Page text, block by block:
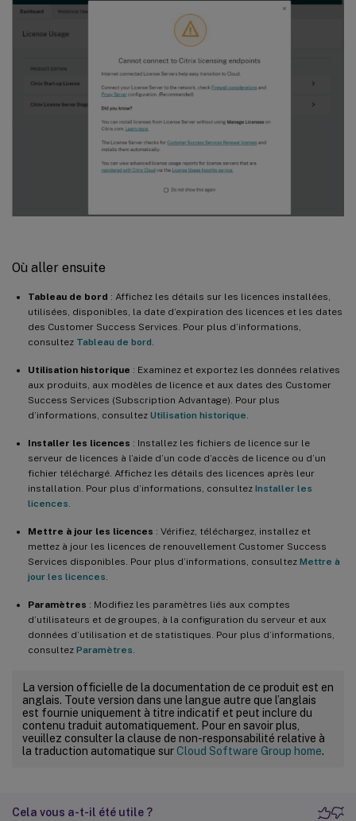
Où aller ensuite
Tableau de bord : Affichez les détails sur les licences installées,
utilisées, disponibles, la date d’expiration des licences et les dates
des Customer Success Services. Pour plus d’informations,
consultez Tableau de bord.
Utilisation historique : Examinez et exportez les données relatives
aux produits, aux modèles de licence et aux dates des Customer
Success Services (Subscription Advantage). Pour plus
d’informations, consultez Utilisation historique.
Installer les licences : Installez les fichiers de licence sur le
serveur de licences à l’aide d’un code d’accès de licence ou d’un
fichier téléchargé. Affichez les détails des licences après leur
installation. Pour plus d’informations, consultez Installer les
licences.
Mettre à jour les licences : Vérifiez, téléchargez, installez et
mettez à jour les licences de renouvellement Customer Success
Services disponibles. Pour plus d’informations, consultez Mettre à
jour les licences.
Paramètres : Modifiez les paramètres liés aux comptes
d’utilisateurs et de groupes, à la configuration du serveur et aux
données d’utilisation et de statistiques. Pour plus d’informations,
consultez Paramètres.
La version officielle de la documentation de ce produit est en
anglais. Toute version dans une langue autre que l’anglais
est fournie uniquement à titre indicatif et peut inclure du
contenu traduit automatiquement. Pour en savoir plus,
veuillez consulter la clause de non-responsabilité relative à
la traduction automatique surCloud Software Group home.
Cela vous a-t-il été utile ?